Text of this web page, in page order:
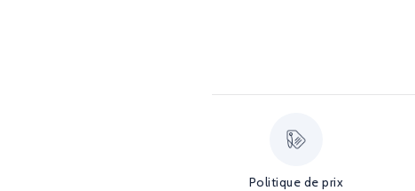
Politique de prix